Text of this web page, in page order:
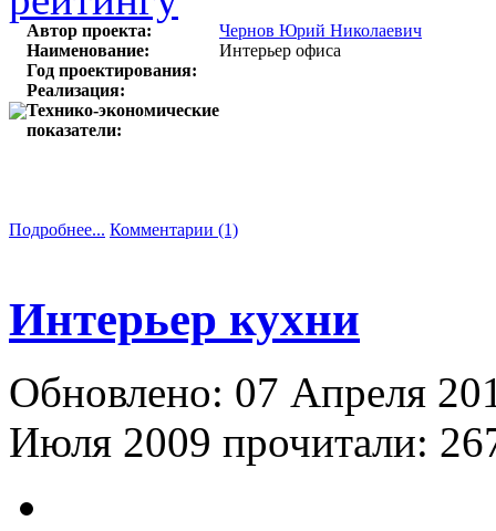
Автор проекта:
Чернов Юрий Николаевич
Наименование:
Интерьер офиса
Год проектирования:
Реализация:
Технико-экономические
показатели:
Подробнее... Комментарии (1)
Интерьер кухни
Обновлено: 07 Апреля
Июля 2009 прочитали: